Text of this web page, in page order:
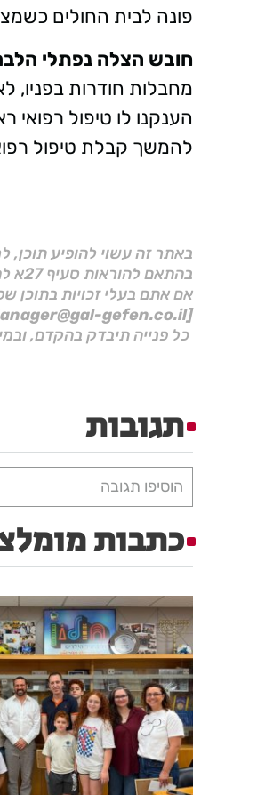
פונה לבית החולים
חובש הצלה נפתלי
מחבלות חודרות בפניו,
הענקנו לו טיפול רפואי
להמשך קבלת טיפול
באתר זה עשוי להופיע תוכן,
בהתאם להוראות סעיף 27א לחוק זכויות יוצרים, התשס"ח–2007.
אם אתם בעלי זכויות בתוכן
[Manager@gal-gefen.co.il]
כל פנייה תיבדק בהקדם,
תגובות
הוסיפו תגובה
כתבות